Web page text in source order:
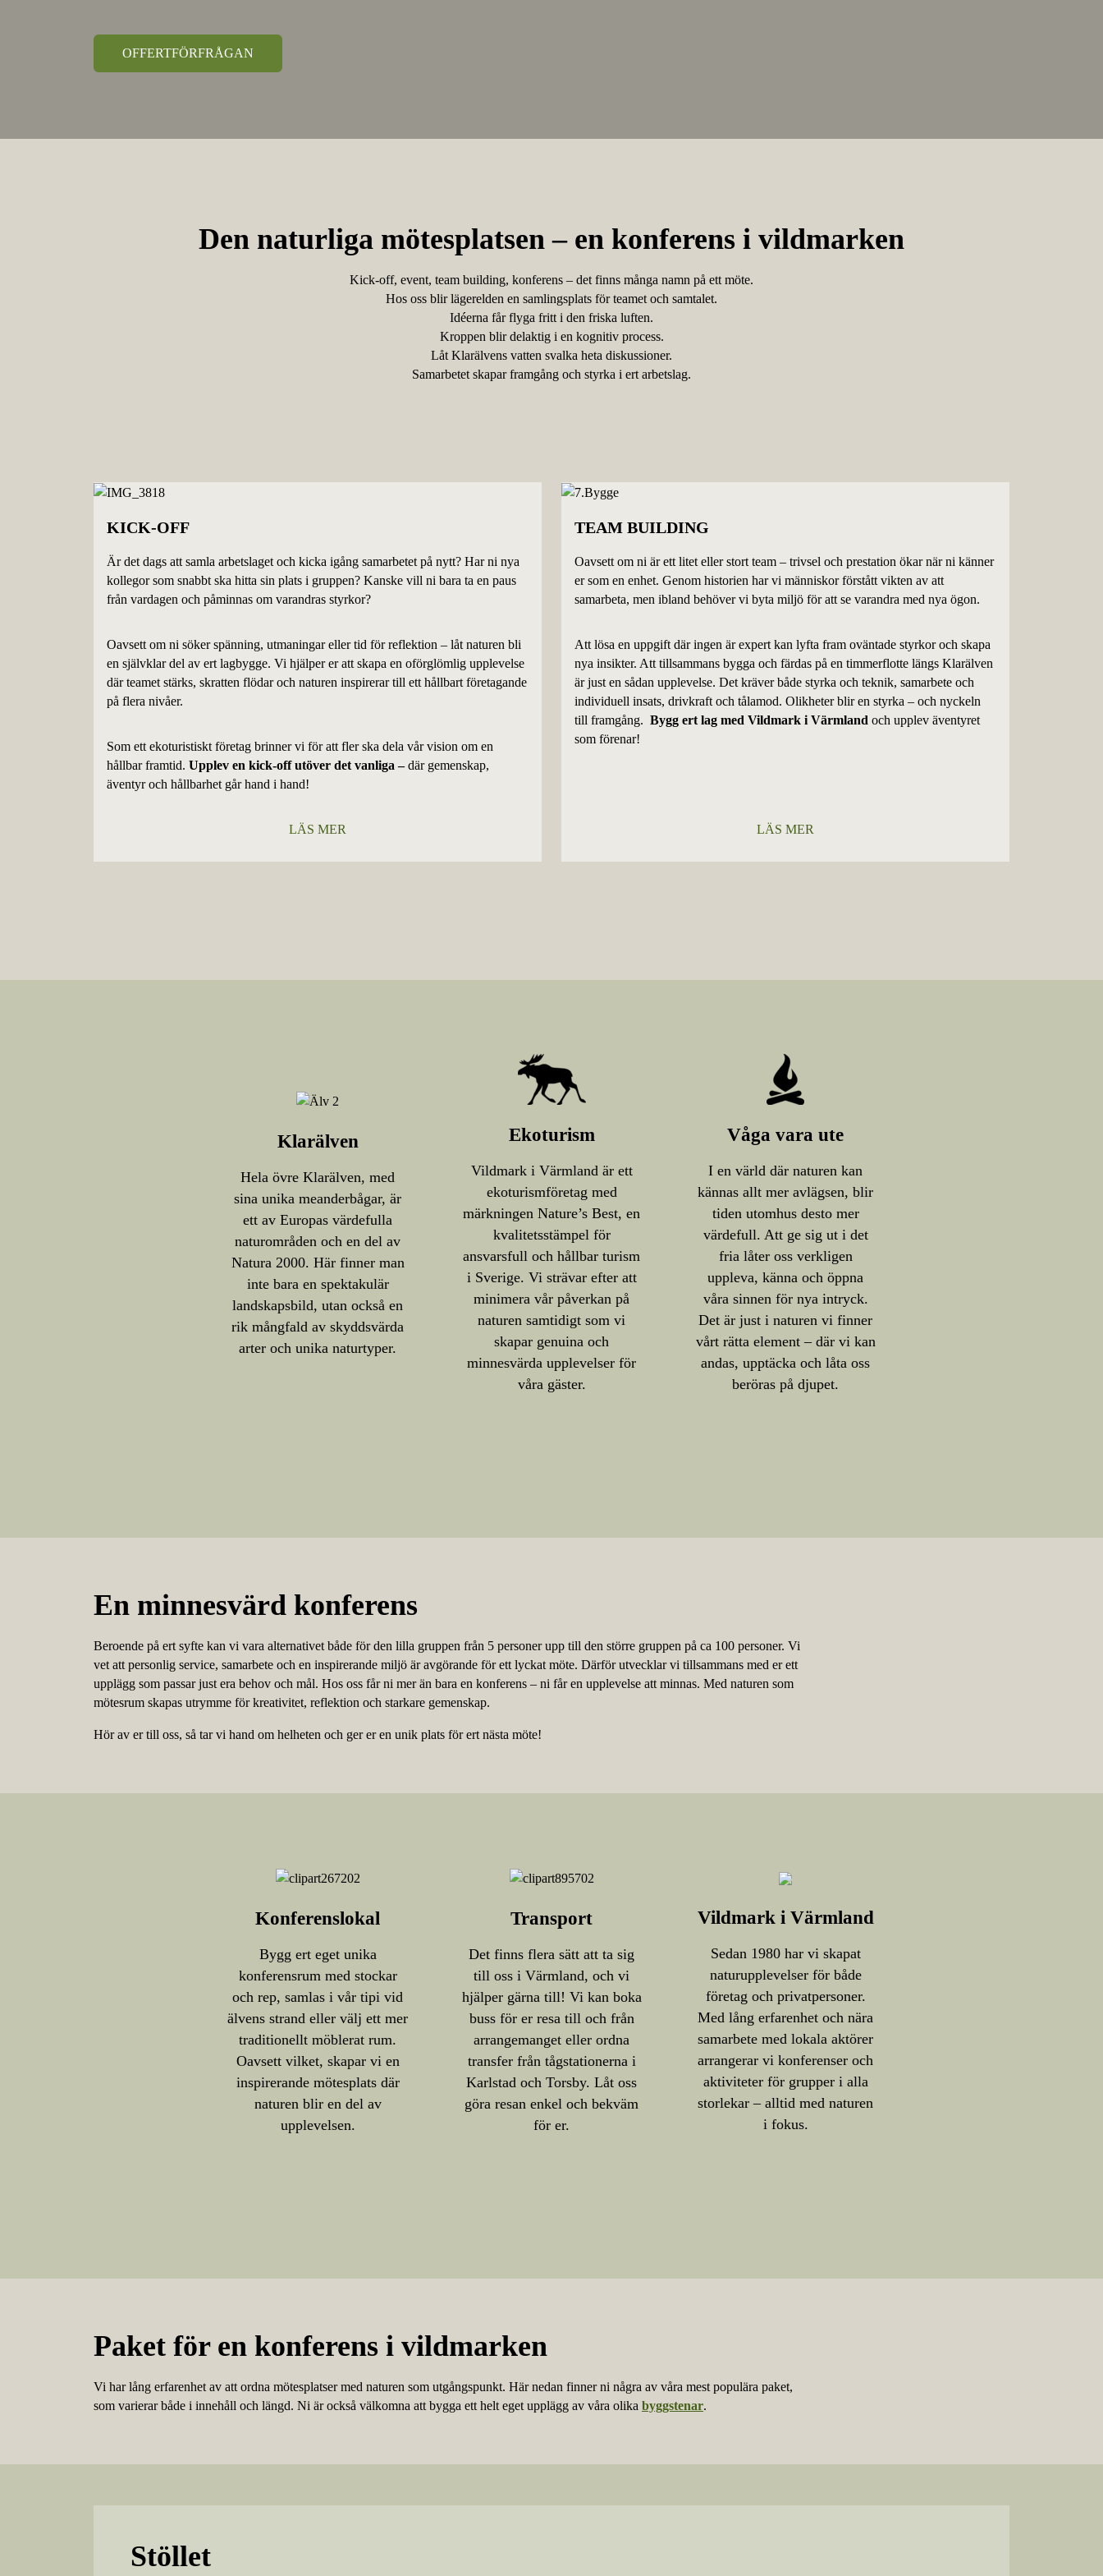
OFFERTFÖRFRÅGAN
Den naturliga mötesplatsen – en konferens i vildmarken
Kick-off, event, team building, konferens – det finns många namn på ett möte.
Hos oss blir lägerelden en samlingsplats för teamet och samtalet.
Idéerna får flyga fritt i den friska luften.
Kroppen blir delaktig i en kognitiv process.
Låt Klarälvens vatten svalka heta diskussioner.
Samarbetet skapar framgång och styrka i ert arbetslag.
KICK-OFF
Är det dags att samla arbetslaget och kicka igång samarbetet på nytt? Har ni nya
kollegor som snabbt ska hitta sin plats i gruppen? Kanske vill ni bara ta en paus
från vardagen och påminnas om varandras styrkor?
Oavsett om ni söker spänning, utmaningar eller tid för reflektion – låt naturen bli
en självklar del av ert lagbygge. Vi hjälper er att skapa en oförglömlig upplevelse
där teamet stärks, skratten flödar och naturen inspirerar till ett hållbart företagande
på flera nivåer.
Som ett ekoturistiskt företag brinner vi för att fler ska dela vår vision om en
hållbar framtid. Upplev en kick-off utöver det vanliga –där gemenskap,
äventyr och hållbarhet går hand i hand!
LÄS MER
TEAM BUILDING
Oavsett om ni är ett litet eller stort team – trivsel och prestation ökar när ni känner
er som en enhet. Genom historien har vi människor förstått vikten av att
samarbeta, men ibland behöver vi byta miljö för att se varandra med nya ögon.
Att lösa en uppgift där ingen är expert kan lyfta fram oväntade styrkor och skapa
nya insikter. Att tillsammans bygga och färdas på en timmerflotte längs Klarälven
är just en sådan upplevelse. Det kräver både styrka och teknik, samarbete och
individuell insats, drivkraft och tålamod. Olikheter blir en styrka – och nyckeln
till framgång. Bygg ert lag med Vildmark i Värmland och upplev äventyret
som förenar!
LÄS MER
Klarälven
Hela övre Klarälven, med
sina unika meanderbågar, är
ett av Europas värdefulla
naturområden och en del av
Natura 2000. Här finner man
inte bara en spektakulär
landskapsbild, utan också en
rik mångfald av skyddsvärda
arter och unika naturtyper.
Ekoturism
Vildmark i Värmland är ett
ekoturismföretag med
märkningen Nature’s Best, en
kvalitetsstämpel för
ansvarsfull och hållbar turism
i Sverige. Vi strävar efter att
minimera vår påverkan på
naturen samtidigt som vi
skapar genuina och
minnesvärda upplevelser för
våra gäster.
Våga vara ute
I en värld där naturen kan
kännas allt mer avlägsen, blir
tiden utomhus desto mer
värdefull. Att ge sig ut i det
fria låter oss verkligen
uppleva, känna och öppna
våra sinnen för nya intryck.
Det är just i naturen vi finner
vårt rätta element – där vi kan
andas, upptäcka och låta oss
beröras på djupet.
En minnesvärd konferens
Beroende på ert syfte kan vi vara alternativet både för den lilla gruppen från 5 personer upp till den större gruppen på ca 100 personer. Vi
vet att personlig service, samarbete och en inspirerande miljö är avgörande för ett lyckat möte. Därför utvecklar vi tillsammans med er ett
upplägg som passar just era behov och mål. Hos oss får ni mer än bara en konferens – ni får en upplevelse att minnas. Med naturen som
mötesrum skapas utrymme för kreativitet, reflektion och starkare gemenskap.
Hör av er till oss, så tar vi hand om helheten och ger er en unik plats för ert nästa möte!
Konferenslokal
Bygg ert eget unika
konferensrum med stockar
och rep, samlas i vår tipi vid
älvens strand eller välj ett mer
traditionellt möblerat rum.
Oavsett vilket, skapar vi en
inspirerande mötesplats där
naturen blir en del av
upplevelsen.
Transport
Det finns flera sätt att ta sig
till oss i Värmland, och vi
hjälper gärna till! Vi kan boka
buss för er resa till och från
arrangemanget eller ordna
transfer från tågstationerna i
Karlstad och Torsby. Låt oss
göra resan enkel och bekväm
för er.
Vildmark i Värmland
Sedan 1980 har vi skapat
naturupplevelser för både
företag och privatpersoner.
Med lång erfarenhet och nära
samarbete med lokala aktörer
arrangerar vi konferenser och
aktiviteter för grupper i alla
storlekar – alltid med naturen
i fokus.
Paket för en konferens i vildmarken
Vi har lång erfarenhet av att ordna mötesplatser med naturen som utgångspunkt. Här nedan finner ni några av våra mest populära paket,
som varierar både i innehåll och längd. Ni är också välkomna att bygga ett helt eget upplägg av våra olika byggstenar.
Stöllet